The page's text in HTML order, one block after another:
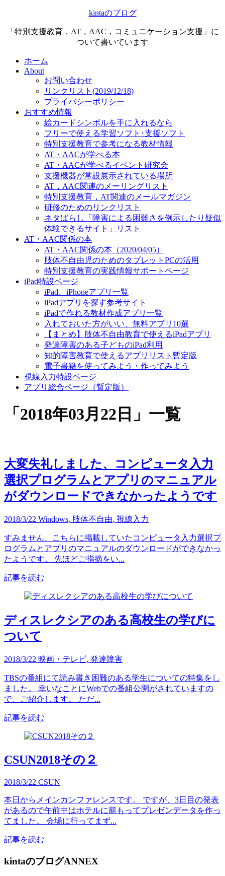
kintaのブログ
「特別支援教育，AT，AAC，コミュニケーション支援」に
ついて書いています
ホーム
About
お問い合わせ
リンクリスト(2019/12/18)
プライバシーポリシー
おすすめ情報
絵カードシンボルを手に入れるなら
フリーで使える学習ソフト･支援ソフト
特別支援教育で参考になる教材情報
AT・AACが学べる本
AT・AACが学べるイベント研究会
支援機器が常設展示されている場所
AT，AAC関連のメーリングリスト
特別支援教育，AT関連のメールマガジン
研修のためのリンクリスト
ネタばらし「障害による困難さを例示したり疑似
体験できるサイト」リスト
AT・AAC関係の本
AT・AAC関係の本（2020/04/05）
肢体不自由児のためのタブレットPCの活用
特別支援教育の実践情報サポートページ
iPad特設ページ
iPad、iPhoneアプリ一覧
iPadアプリを探す参考サイト
iPadで作れる教材作成アプリ一覧
入れておいた方がいい、無料アプリ10選
【まとめ】肢体不自由教育で使えるiPadアプリ
発達障害のある子どものiPad利用
知的障害教育で使えるアプリリスト暫定版
電子書籍を使ってみよう・作ってみよう
視線入力特設ページ
アプリ総合ページ（暫定版）
「 2018年03月22日 」 一覧
大変失礼しました、コンピュータ入力
選択プログラムとアプリのマニュアル
がダウンロードできなかったようです
2018/3/22 Windows, 肢体不自由, 視線入力
すみません、こちらに掲載していたコンピュータ入力選択プ
ログラムとアプリのマニュアルのダウンロードができなかっ
たようです。 先ほどご指摘をい...
記事を読む
ディスレクシアのある高校生の学びに
ついて
2018/3/22 映画・テレビ, 発達障害
TBSの番組にて読み書き困難のある学生についての特集をし
ました。 幸いなことにWebでの番組公開がされていますの
で、ご紹介します。 ただ...
記事を読む
CSUN2018その２
2018/3/22 CSUN
本日からメインカンファレンスです。 ですが、3日目の発表
があるので午前中はホテルに籠もってプレゼンデータを作っ
てました。 会場に行ってまず...
記事を読む
kintaのブログANNEX